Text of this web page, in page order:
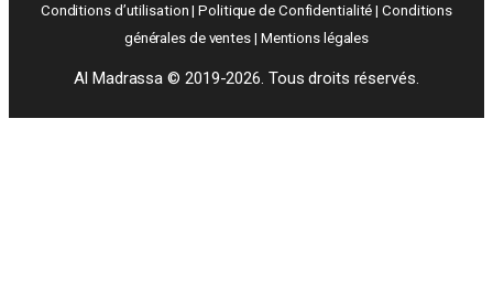
Conditions d’utilisation | Politique de Confidentialité |Conditions
générales de ventes | Mentions légales
Al Madrassa© 2019-2026. Tous droits réservés.